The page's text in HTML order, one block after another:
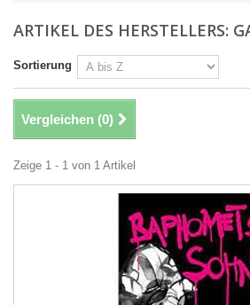
ARTIKEL DES HERSTELLERS:
Sortierung
Vergleichen (0)
Zeige 1 - 1 von 1 Artikel